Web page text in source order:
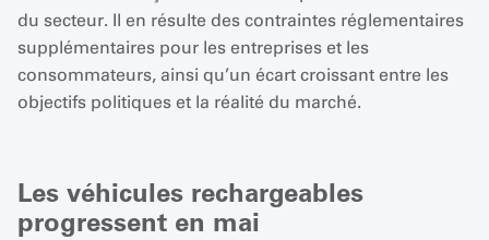
du secteur. Il en résulte des contraintes réglementaires
supplémentaires pour les entreprises et les
consommateurs, ainsi qu’un écart croissant entre les
objectifs politiques et la réalité du marché.
Les véhicules rechargeables
progressent en mai